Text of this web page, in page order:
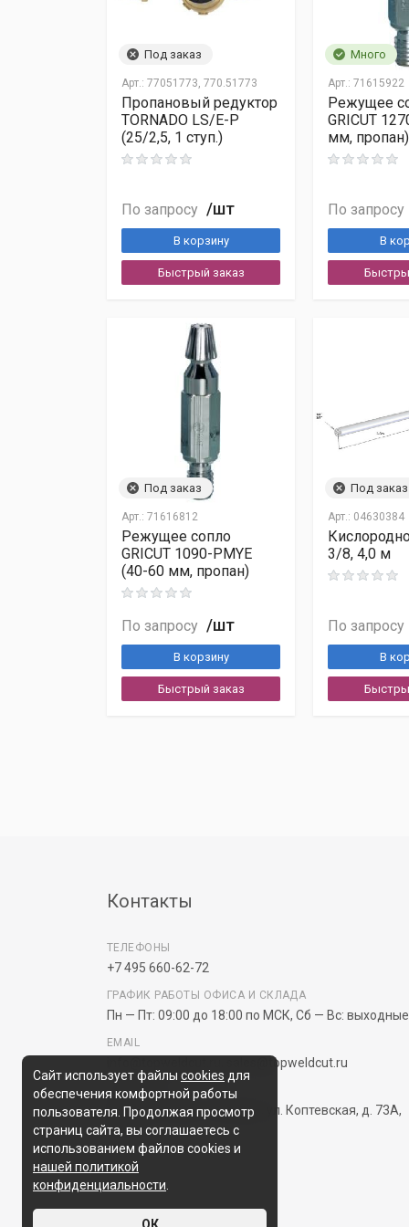
Комментарий
Контрольное число
Я согласен на обработку персональных
персональных данных
Опубликовать
Деловые Линии
ЖелДорЭкспедиция
ПЭК
Байкал-Сервис
Важно:
Наименованием ТК
Адресом доставки
Контактным лицом
Москва, ул. Коптевская, д. 75Б, стр. 1
Счёт
УПД
Паспорт/инструкция
Сертификаты
только по безналичному расчёту
В любом банке
Нужно предоставить:
ФИО
Паспортные данные
Контакты
Под заказ
Арт.: 77051773, 770.51773
Пропановый редуктор
TORNADO LS/E-P
(25/2,5, 1 ступ.)
По запросу /шт
В корзину
Быстрый заказ
Много
Арт.: 71615922
Режущее
GRICUT
мм, пропан)
По запросу
В
Под заказ
Арт.: 71616812
Режущее сопло
GRICUT 1090-PMYE
(40-60 мм, пропан)
По запросу /шт
В корзину
Быстрый заказ
Под заказ
Арт.: 04630384
3/8, 4,0 м
По запросу
В
Контакты
ТЕЛЕФОНЫ
+7 495 660-62-72
ГРАФИК РАБОТЫ ОФИСА И СКЛАДА
Пн — Пт: 09:00 до 18:00 по МСК, Сб — Вс: выходные
EMAIL
sales@topweldcut.ru
НАШ АДРЕС
125239, Россия, г. Москва, ул. Коптевская, д. 73А,
стр. 7.
Сайт использует файлы cookies для
обеспечения комфортной работы
пользователя. Продолжая просмотр
страниц сайта, вы соглашаетесь с
использованием файлов cookies и
нашей политикой
конфиденциальности